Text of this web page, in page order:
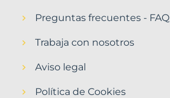
Preguntas frecuentes - FAQ
Trabaja con nosotros
Aviso legal
Política de Cookies